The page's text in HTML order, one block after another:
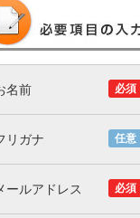
必須
名前
任意
リガナ
必須
ールアドレス